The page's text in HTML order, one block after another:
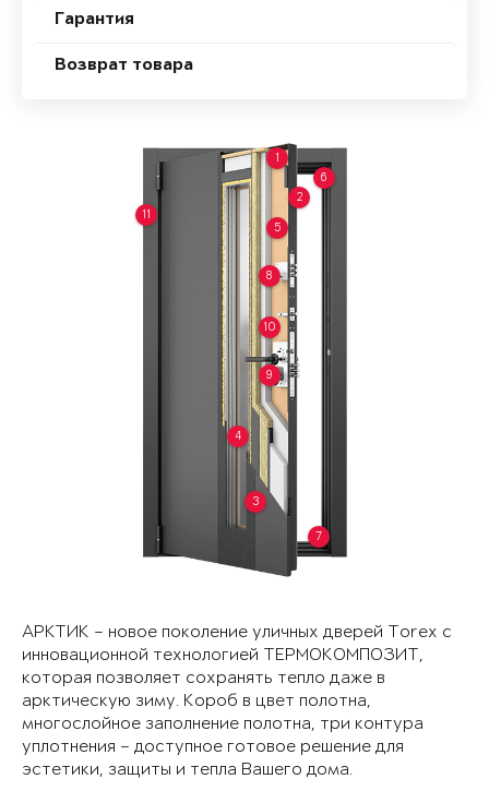
Гарантия
Возврат товара
1
2
3
4
5
6
7
8
9
10
11
АРКТИК – новое поколение уличных дверей Torex с
инновационной технологией ТЕРМОКОМПОЗИТ,
которая позволяет сохранять тепло даже в
арктическую зиму. Короб в цвет полотна,
многослойное заполнение полотна, три контура
уплотнения – доступное готовое решение для
эстетики, защиты и тепла Вашего дома.